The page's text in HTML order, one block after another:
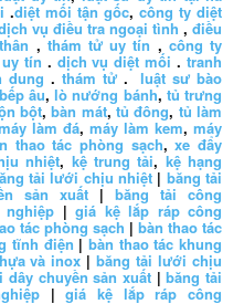
.diệt mối tận gốc, công ty diệt
vụ điều tra ngoại tình ,điều
,thám tử uy tín , công ty
tín . dịch vụ diệt mối .tranh
dung . thám tử.luật sư bào
âu,lò nướng bánh, tủ trưng
bột,bàn mát,tủ đông, tủ làm
làm đá, máy làm kem, máy
thao tác phòng sạch,xe đẩy
nhiệt, kệ trung tải, kệ hạng
tải lưới chịu nhiệt| băng tải
sản xuất | băng tải công
|giá kệ lắp ráp công
tác phòng sạch | bàn thao tác
tĩnh điện |bàn thao tác khung
và inox|băng tải lưới chịu
dây chuyền sản xuất |băng tải
|giá kệ lắp ráp công